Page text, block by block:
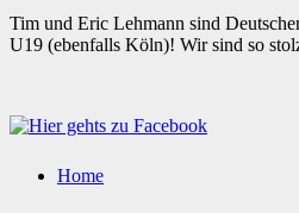
Tim und Eric Lehmann sind
U19 (ebenfalls Köln)! Wir sind so
Home